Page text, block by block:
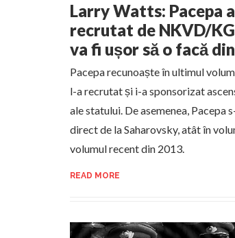
Larry Watts: Pacepa
recrutat de NKVD/
va fi ușor să o facă
Pacepa recunoaște în ultimul
l-a recrutat și i-a sponsorizat
ale statului. De asemenea,
direct de la Saharovsky, atât în
volumul recent din 2013.
READ MORE